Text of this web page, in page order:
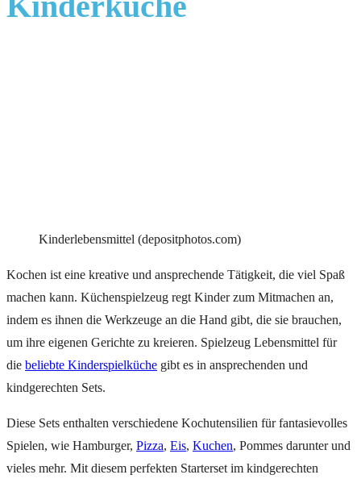
Kinderlebensmittel (depositphotos.com)
Kochen ist eine kreative und ansprechende Tätigkeit, die viel Spaß
machen kann. Küchenspielzeug regt Kinder zum Mitmachen an,
indem es ihnen die Werkzeuge an die Hand gibt, die sie brauchen,
um ihre eigenen Gerichte zu kreieren. Spielzeug Lebensmittel für
die beliebte Kinderspielküche gibt es in ansprechenden und
kindgerechten Sets.
Diese Sets enthalten verschiedene Kochutensilien für fantasievolles
Spielen, wie Hamburger, Pizza, Eis, Kuchen, Pommes darunter und
vieles mehr. Mit diesem perfekten Starterset im kindgerechten